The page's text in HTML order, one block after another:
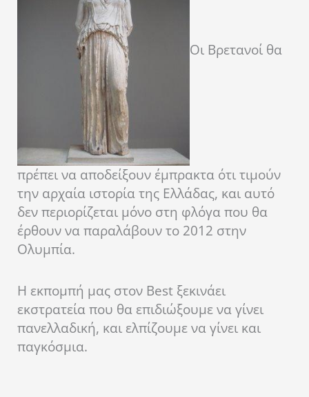
Oι Βρετανοί θα
πρέπει να αποδείξουν έμπρακτα ότι τιμούν
την αρχαία ιστορία της Ελλάδας, και αυτό
δεν περιορίζεται μόνο στη φλόγα που θα
έρθουν να παραλάβουν το 2012 στην
Ολυμπία.
Η εκπομπή μας στον Best ξεκινάει
εκστρατεία που θα επιδιώξουμε να γίνει
πανελλαδική, και ελπίζουμε να γίνει και
παγκόσμια.